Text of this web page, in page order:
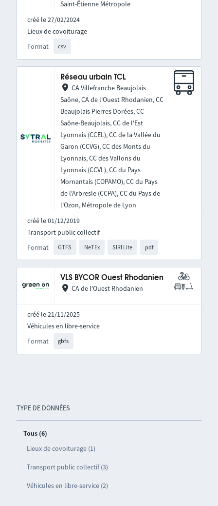
TYPE DE DONNÉES
Tous (6)
Lieux de covoiturage (1)
Transport public collectif (3)
Véhicules en libre-service (2)
Saint-Étienne Métropole
créé le 27/02/2024
Format csv
Lieux de covoiturage
Réseau urbain TCL
CA Villefranche Beaujolais
Saône, CA de l'Ouest Rhodanien, CC
Beaujolais Pierres Dorées, CC
Saône-Beaujolais, CC de l'Est
Lyonnais (CCEL), CC de la Vallée du
Garon (CCVG), CC des Monts du
Lyonnais, CC des Vallons du
Lyonnais (CCVL), CC du Pays
Mornantais (COPAMO), CC du Pays
de l'Arbresle (CCPA), CC du Pays de
l'Ozon, Métropole de Lyon
créé le 01/12/2019
Format GTFS NeTEx SIRI Lite pdf
Transport public collectif
VLS BYCOR Ouest Rhodanien
CA de l'Ouest Rhodanien
créé le 21/11/2025
Format gbfs
Véhicules en libre-service